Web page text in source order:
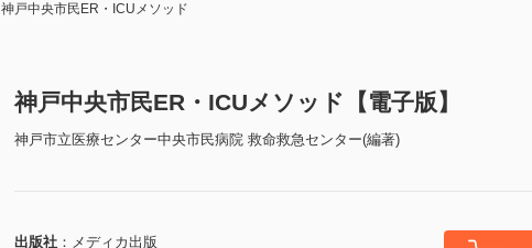
神戸中央市民ER・ICUメソッド
神戸中央市民ER・ICUメソッド【電子版】
神戸市立医療センター中央市民病院 救命救急センター(編著)
出版社
メディカ出版